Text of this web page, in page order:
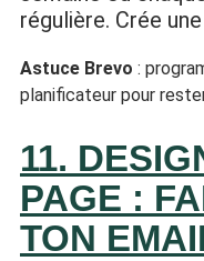
régulière. Crée
Astuce Brevo :
planificateur pour
11.
PAGE :
TON